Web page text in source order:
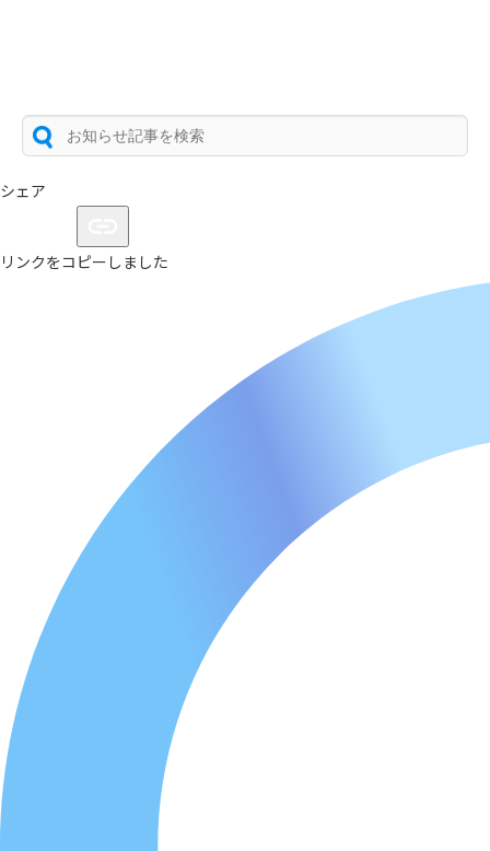
シェア
リンクをコピーしました